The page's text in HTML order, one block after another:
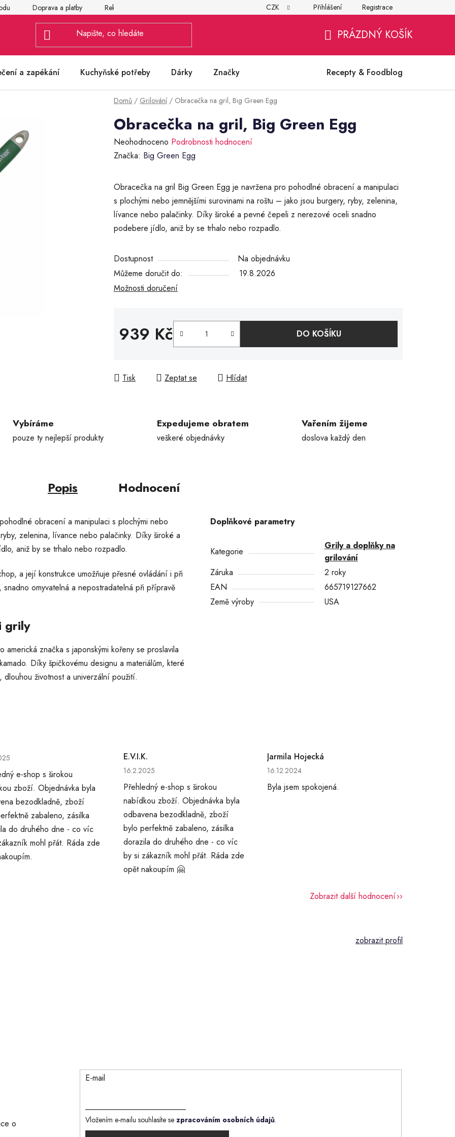
Doprava a platby Reklamace Všeobecné obchodní podmínky Ochrana osobních údajů
CZK Přihlášení Registrace
KOŠÍK
PRÁZDNÝ KOŠÍK
a zapékání Kuchyňské potřeby Dárky Značky Recepty & Foodblog
Domů / Grilování / Obracečka na gril, Big Green Egg
Obracečka na gril, Big Green Egg
Průměrné
hodnocení
je
0,0
z
Neohodnoceno Podrobnosti hodnocení
Značka: Big Green Egg
Obracečka na gril Big Green Egg je navržena pro pohodlné obracení a manipulaci
s plochými nebo jemnějšími surovinami na roštu – jako jsou burgery, ryby, zelenina,
lívance nebo palačinky. Díky široké a pevné čepeli z nerezové oceli snadno
podebere jídlo, aniž by se trhalo nebo rozpadlo.
Dostupnost
Na objednávku
Můžeme doručit do:
19.8.2026
Možnosti doručení
939 Kč DO KOŠÍKU
Tisk Zeptat se Hlídat
Vybíráme
pouze ty nejlepší produkty
Expedujeme obratem
veškeré objednávky
Vařením žijeme
doslova každý den
Popis Hodnocení
obracení a manipulaci s plochými nebo
zelenina, lívance nebo palačinky. Díky široké a
aniž by se trhalo nebo rozpadlo.
a její konstrukce umožňuje přesné ovládání i při
omyvatelná a nepostradatelná při přípravě
grily
značka s japonskými kořeny se proslavila
Díky špičkovému designu a materiálům, které
životnost a univerzální použití.
Doplňkové parametry
Kategorie
Grily a doplňky na
grilování
Záruka
2 roky
EAN
665719127662
Země výroby
USA
obchodu je 5 z 5 hvězdiček.
e-shop s širokou
zboží. Objednávka byla
bezodkladně, zboží
zabaleno, zásilka
do druhého dne - co víc
mohl přát. Ráda zde
E.V.I.K.
Hodnocení obchodu je 5 z 5 hvězdiček.
16.2.2025
Přehledný e-shop s širokou
nabídkou zboží. Objednávka byla
odbavena bezodkladně, zboží
bylo perfektně zabaleno, zásilka
dorazila do druhého dne - co víc
by si zákazník mohl přát. Ráda zde
opět nakoupím 🤗
Jarmila Hojecká
Hodnocení obchodu je 5 z 5 hvězdiček.
16.12.2024
Byla jsem spokojená.
Zobrazit další hodnocení
o
E-mail
Vložením e-mailu souhlasíte se zpracováním osobních údajů.